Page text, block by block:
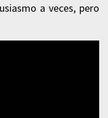
a veces, pero